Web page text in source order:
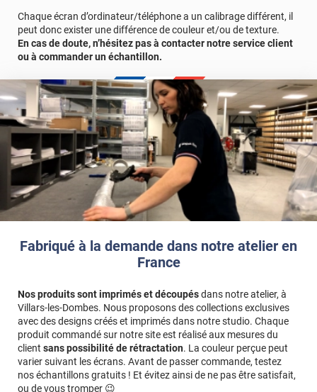
Fabriqué à la demande dans notre atelier en
France
Nos produits sont imprimés et découpésdans notre atelier, à
Villars-les-Dombes. Nous proposons des collections exclusives
avec des designs créés et imprimés dans notre studio. Chaque
produit commandé sur notre site est réalisé aux mesures du
client sans possibilité de rétractation. La couleur perçue peut
varier suivant les écrans. Avant de passer commande, testez
nos échantillons gratuits ! Et évitez ainsi de ne pas être satisfait,
ou de vous tromper 😉
Chaque écran d’ordinateur/téléphone a un calibrage différent, il
peut donc exister une différence de couleur et/ou de texture.
En cas de doute, n’hésitez pas à contacter notre service client
ou à commander un échantillon.